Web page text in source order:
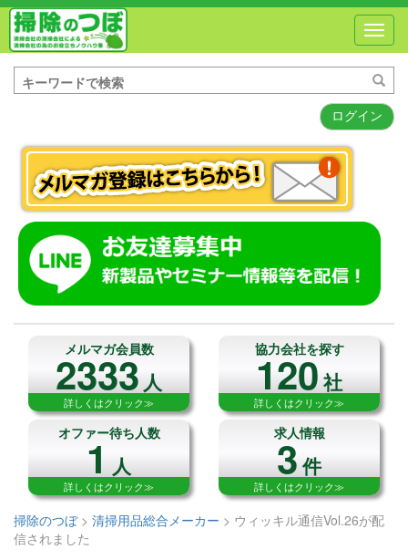
ログイン
メルマガ会員数
2333人
詳しくはクリック≫
協力会社を探す
120社
詳しくはクリック≫
オファー待ち人数
1人
詳しくはクリック≫
求人情報
3件
詳しくはクリック≫
掃除のつぼ> 清掃用品総合メーカー > ウィッキル通信Vol.26が配
信されました